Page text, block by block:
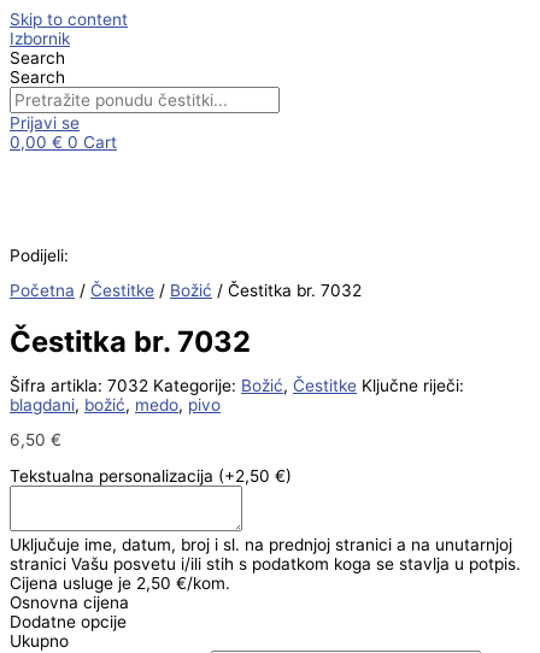
Skip to content
Izbornik
Search
Search
Prijavi se
0,00 € 0 Cart
Podijeli:
Početna / Čestitke / Božić / Čestitka br. 7032
Čestitka br. 7032
Šifra artikla: 7032 Kategorije: Božić, Čestitke Ključne riječi:
blagdani, božić, medo, pivo
6,50 €
Tekstualna personalizacija (+2,50 €)
Uključuje ime, datum, broj i sl. na prednjoj stranici a na unutarnjoj
stranici Vašu posvetu i/ili stih s podatkom koga se stavlja u potpis.
Cijena usluge je 2,50 €/kom.
Osnovna cijena
Dodatne opcije
Ukupno